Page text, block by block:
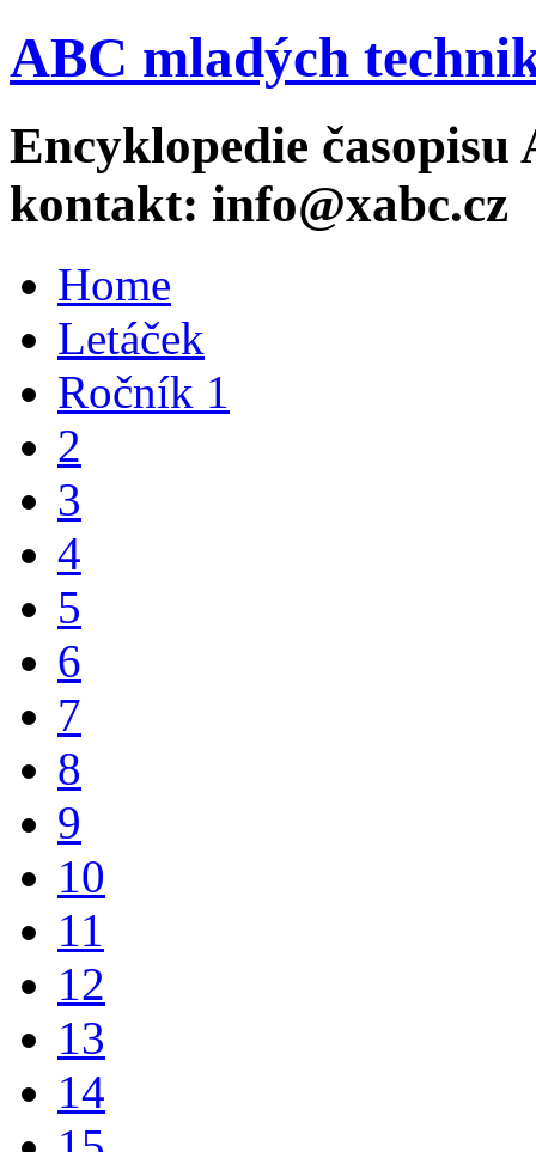
ABC mladých
Encyklopedie časopisu
kontakt: info@xabc.cz
Home
Letáček
Ročník 1
2
3
4
5
6
7
8
9
10
11
12
13
14